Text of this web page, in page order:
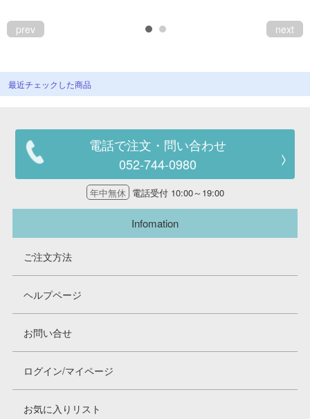
prev next
最近チェックした商品
電話で注文・問い合わせ
052-744-0980
年中無休 電話受付 10:00～19:00
Infomation
ご注文方法
ヘルプページ
お問い合せ
ログイン/マイページ
お気に入りリスト